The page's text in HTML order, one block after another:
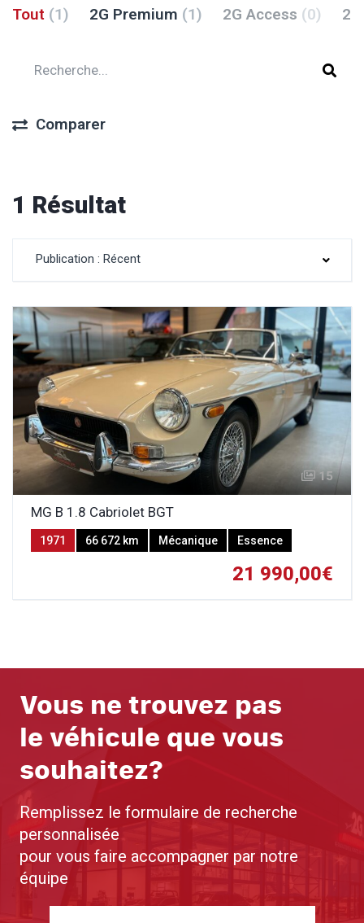
Tout (1) 2G Premium (1) 2G Access (0)
Comparer
1 Résultat
Publication : Récent
15
MG B 1.8 Cabriolet BGT
21 990,00€
1971 66 672 km Mécanique Essence
Vous ne trouvez pas
le véhicule que vous
souhaitez?
Remplissez le formulaire de recherche
personnalisée
pour vous faire accompagner par notre
équipe